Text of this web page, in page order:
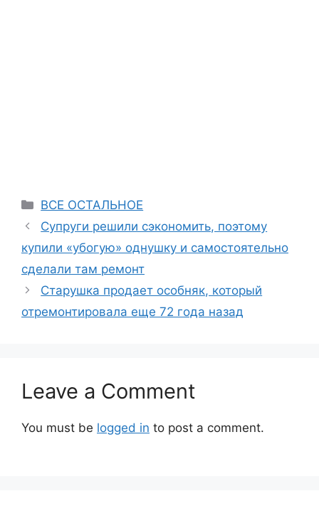
Categories
ВСЕ ОСТАЛЬНОЕ
Супруги решили сэкономить, поэтому
купили «убогую» однушку и самостоятельно
сделали там ремонт
Старушка продает особняк, который
отремонтировала еще 72 года назад
Leave a Comment
You must be logged in to post a comment.